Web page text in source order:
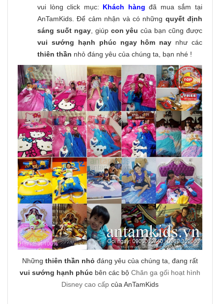
vui lòng click mục: Khách hàng đã mua sắm tại
AnTamKids. Để cảm nhận và có những quyết định
sáng suốt ngay, giúp con yêu của bạn cũng được
vui sướng hạnh phúc ngay hôm nay như các
thiên thần nhỏ đáng yêu của chúng ta, bạn nhé !
Những thiên thần nhỏ đáng yêu của chúng ta, đang rất
vui sướng hạnh phúc bên các bộ Chăn ga gối hoạt hình
Disney cao cấp của AnTamKids